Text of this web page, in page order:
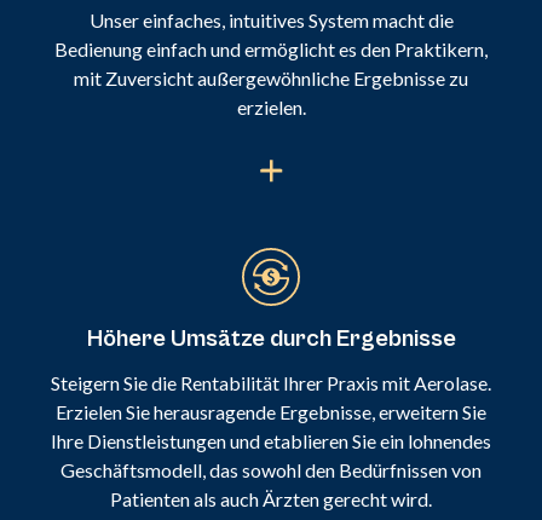
Unser einfaches, intuitives System macht die
Bedienung einfach und ermöglicht es den Praktikern,
mit Zuversicht außergewöhnliche Ergebnisse zu
erzielen.
Höhere Umsätze durch Ergebnisse
Steigern Sie die Rentabilität Ihrer Praxis mit Aerolase.
Erzielen Sie herausragende Ergebnisse, erweitern Sie
Ihre Dienstleistungen und etablieren Sie ein lohnendes
Geschäftsmodell, das sowohl den Bedürfnissen von
Patienten als auch Ärzten gerecht wird.